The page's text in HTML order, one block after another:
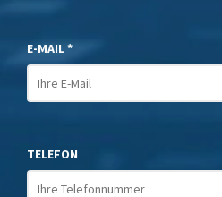
E-MAIL *
TELEFON